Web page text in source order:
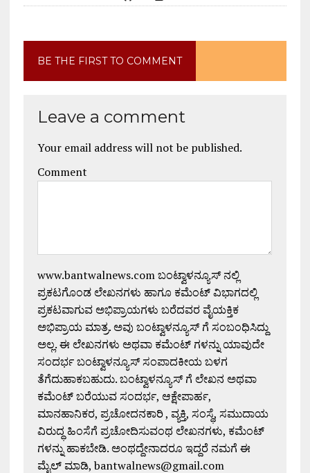
BE THE FIRST TO COMMENT
Leave a comment
Your email address will not be published.
Comment
www.bantwalnews.com ಬಂಟ್ವಾಳನ್ಯೂಸ್ ನಲ್ಲಿ
ಪ್ರಕಟಗೊಂಡ ಲೇಖನಗಳು ಹಾಗೂ ಕಮೆಂಟ್ ವಿಭಾಗದಲ್ಲಿ
ಪ್ರಕಟವಾಗುವ ಅಭಿಪ್ರಾಯಗಳು ಬರೆದವರ ವೈಯಕ್ತಿಕ
ಅಭಿಪ್ರಾಯ ಮಾತ್ರ. ಅವು ಬಂಟ್ವಾಳನ್ಯೂಸ್ ಗೆ ಸಂಬಂಧಿಸಿದ್ದು
ಅಲ್ಲ. ಈ ಲೇಖನಗಳು ಅಥವಾ ಕಮೆಂಟ್ ಗಳನ್ನು ಯಾವುದೇ
ಸಂದರ್ಭ ಬಂಟ್ವಾಳನ್ಯೂಸ್ ಸಂಪಾದಕೀಯ ಬಳಗ
ತೆಗೆದುಹಾಕಬಹುದು. ಬಂಟ್ವಾಳನ್ಯೂಸ್ ಗೆ ಲೇಖನ ಅಥವಾ
ಕಮೆಂಟ್ ಬರೆಯುವ ಸಂದರ್ಭ, ಆಕ್ಷೇಪಾರ್ಹ,
ಮಾನಹಾನಿಕರ, ಪ್ರಚೋದನಕಾರಿ , ವ್ಯಕ್ತಿ, ಸಂಸ್ಥೆ, ಸಮುದಾಯ
ವಿರುದ್ಧ ಹಿಂಸೆಗೆ ಪ್ರಚೋದಿಸುವಂಥ ಲೇಖನಗಳು, ಕಮೆಂಟ್
ಗಳನ್ನು ಹಾಕಬೇಡಿ. ಅಂಥದ್ದೇನಾದರೂ ಇದ್ದರೆ ನಮಗೆ ಈ
ಮೈಲ್ ಮಾಡಿ, bantwalnews@gmail.com